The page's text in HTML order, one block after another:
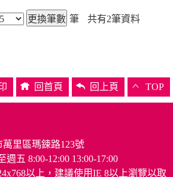
筆 共有2筆資料
回首頁 回上頁 TOP
萬里區瑪鋉路123號
五 8:00-12:00 13:00-17:00
以上，建議使用IE 8以上瀏覽以取